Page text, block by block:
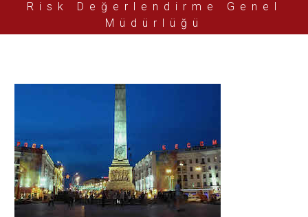
Risk Değerlendirme Genel
Müdürlüğü